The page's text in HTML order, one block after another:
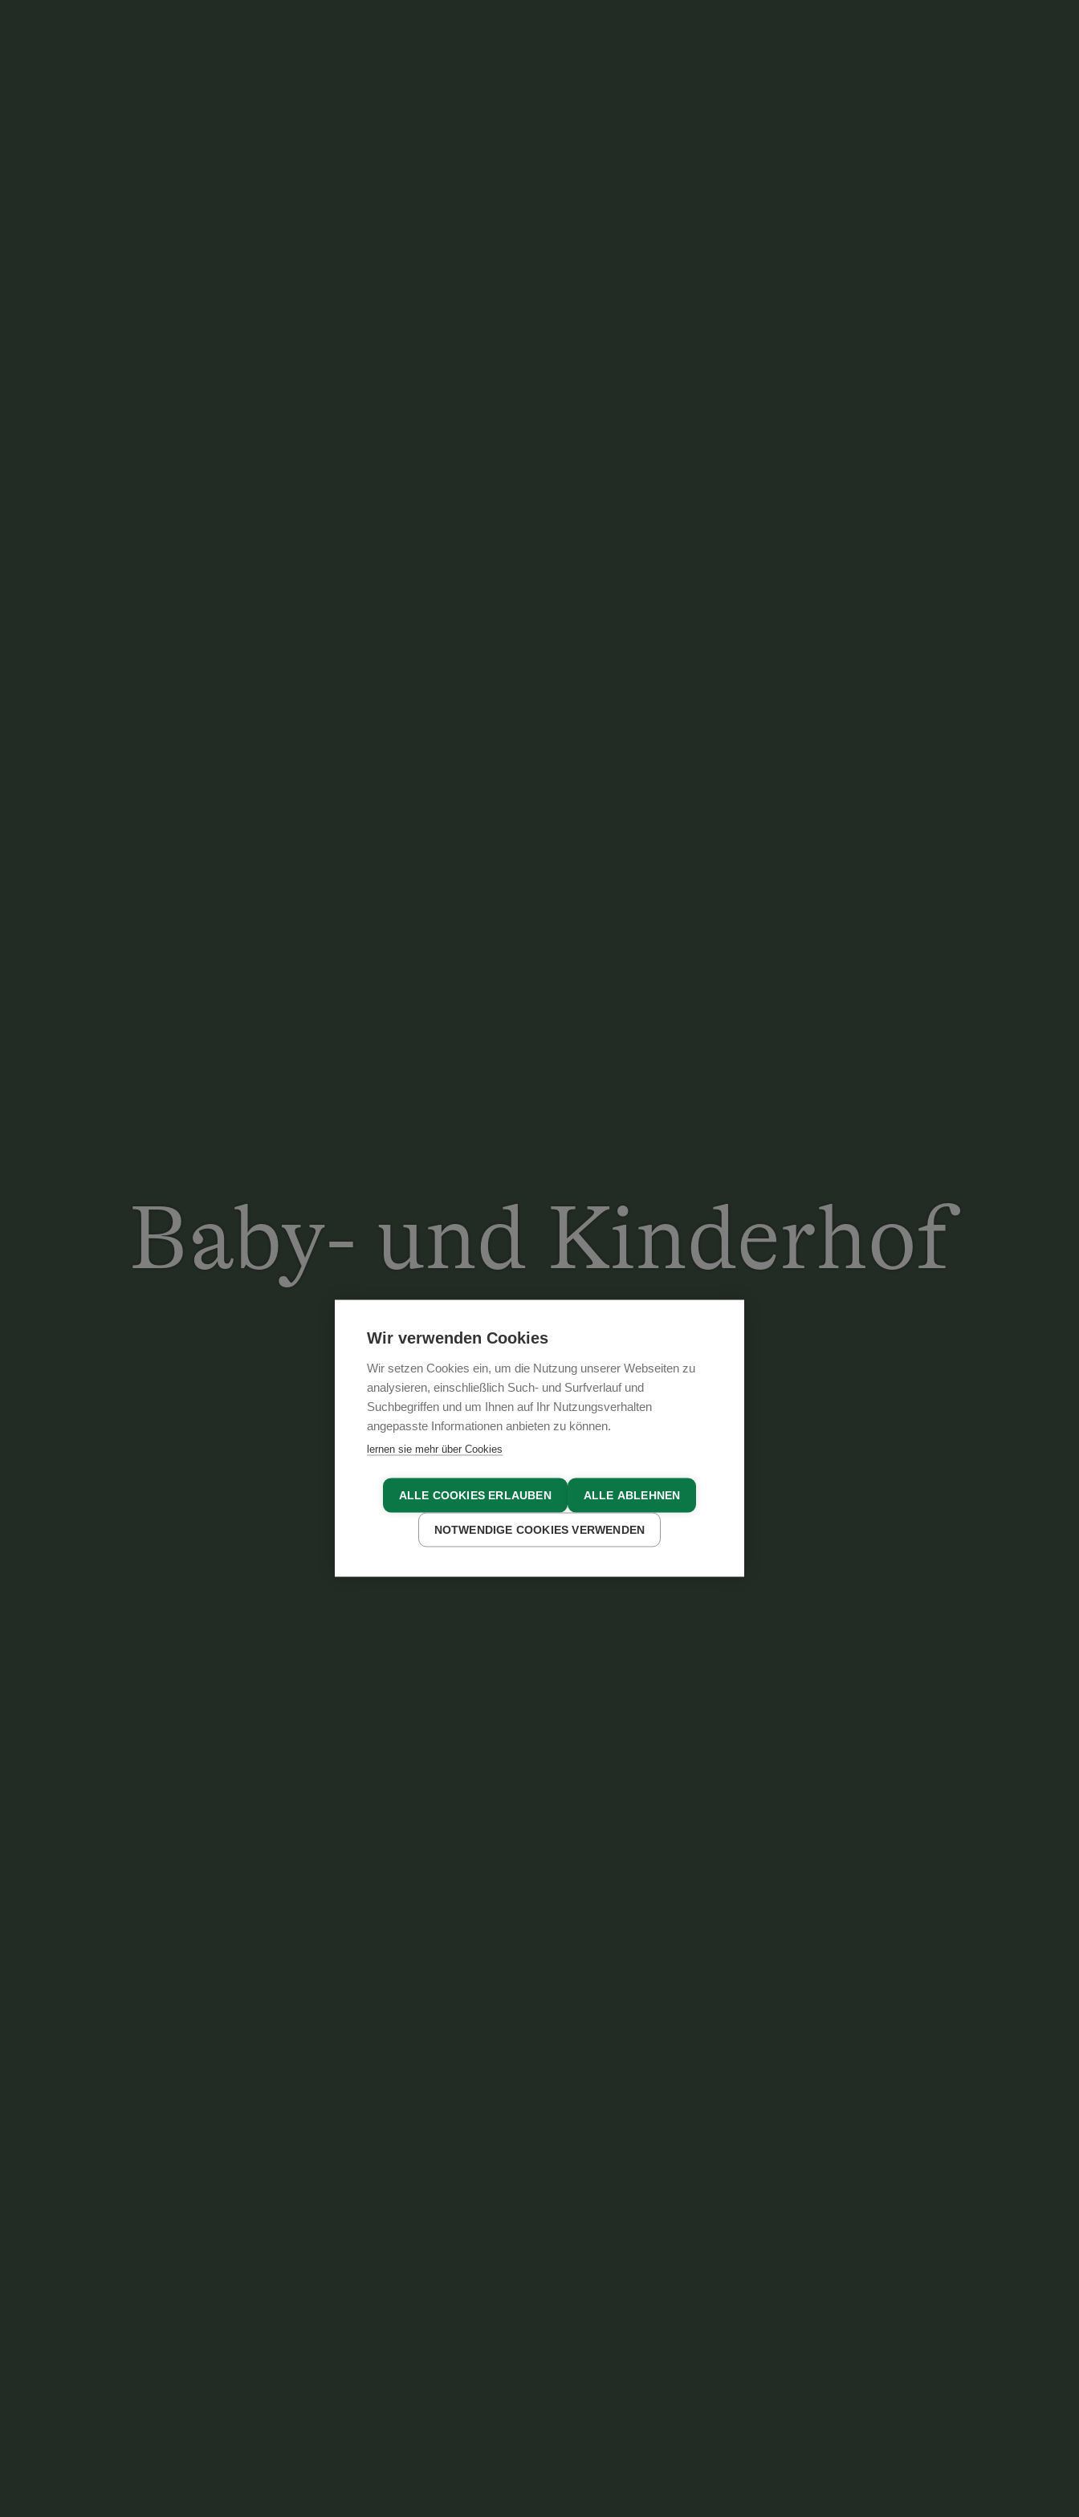
Baby- und Kinderhof
Wir verwenden Cookies
Wir setzen Cookies ein, um die Nutzung unserer Webseiten zu
analysieren, einschließlich Such- und Surfverlauf und
Suchbegriffen und um Ihnen auf Ihr Nutzungsverhalten
angepasste Informationen anbieten zu können.
lernen sie mehr über Cookies
ALLE COOKIES ERLAUBEN ALLE ABLEHNEN
NOTWENDIGE COOKIES VERWENDEN